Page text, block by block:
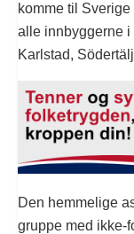
komme til
alle innbyggerne i
Karlstad,
Den hemmelige
gruppe med ikke-